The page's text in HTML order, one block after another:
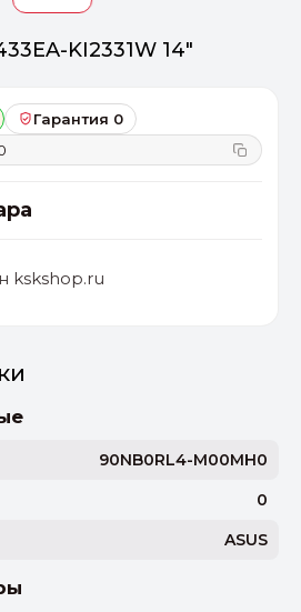
KI2331W 14"
Гарантия 0
kskshop.ru
90NB0RL4-M00MH0
0
ASUS